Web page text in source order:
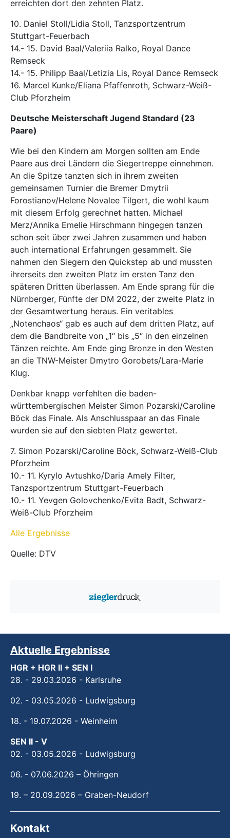
erreichten dort den zehnten Platz.
10. Daniel Stoll/Lidia Stoll, Tanzsportzentrum
Stuttgart-Feuerbach
14.- 15. David Baal/Valeriia Ralko, Royal Dance
Remseck
14.- 15. Philipp Baal/Letizia Lis, Royal Dance Remseck
16. Marcel Kunke/Eliana Pfaffenroth, Schwarz-Weiß-
Club Pforzheim
Deutsche Meisterschaft Jugend Standard (23
Paare)
Wie bei den Kindern am Morgen sollten am Ende
Paare aus drei Ländern die Siegertreppe einnehmen.
An die Spitze tanzten sich in ihrem zweiten
gemeinsamen Turnier die Bremer Dmytrii
Forostianov/Helene Novalee Tilgert, die wohl kaum
mit diesem Erfolg gerechnet hatten. Michael
Merz/Annika Emelie Hirschmann hingegen tanzen
schon seit über zwei Jahren zusammen und haben
auch international Erfahrungen gesammelt. Sie
nahmen den Siegern den Quickstep ab und mussten
ihrerseits den zweiten Platz im ersten Tanz den
späteren Dritten überlassen. Am Ende sprang für die
Nürnberger, Fünfte der DM 2022, der zweite Platz in
der Gesamtwertung heraus. Ein veritables
„Notenchaos“ gab es auch auf dem dritten Platz, auf
dem die Bandbreite von „1“ bis „5“ in den einzelnen
Tänzen reichte. Am Ende ging Bronze in den Westen
an die TNW-Meister Dmytro Gorobets/Lara-Marie
Klug.
Denkbar knapp verfehlten die baden-
württembergischen Meister Simon Pozarski/Caroline
Böck das Finale. Als Anschlusspaar an das Finale
wurden sie auf den siebten Platz gewertet.
7. Simon Pozarski/Caroline Böck, Schwarz-Weiß-Club
Pforzheim
10.- 11. Kyrylo Avtushko/Daria Amely Filter,
Tanzsportzentrum Stuttgart-Feuerbach
10.- 11. Yevgen Golovchenko/Evita Badt, Schwarz-
Weiß-Club Pforzheim
Alle Ergebnisse
Quelle: DTV
Aktuelle Ergebnisse
HGR + HGR II + SEN I
28. - 29.03.2026 - Karlsruhe
02. - 03.05.2026 - Ludwigsburg
18. - 19.07.2026 - Weinheim
SEN II - V
02. - 03.05.2026 - Ludwigsburg
06. - 07.06.2026 – Öhringen
19. – 20.09.2026 – Graben-Neudorf
Kontakt